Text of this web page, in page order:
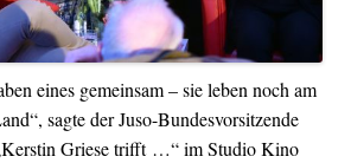
eines gemeinsam – sie leben noch am
sagte der Juso-Bundesvorsitzende
Griese trifft …“ im Studio Kino